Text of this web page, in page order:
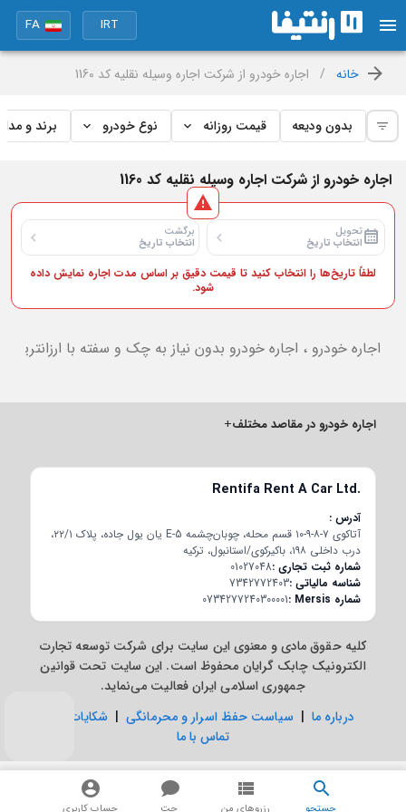
IRT
FA
خانه / اجاره خودرو از شرکت اجاره وسیله نقلیه کد 1160
بدون ودیعه قیمت روزانه نوع خودرو برند و مدل
اجاره خودرو از شرکت اجاره وسیله نقلیه کد 1160
تحویل
انتخاب تاریخ
برگشت
انتخاب تاریخ
لطفاً تاریخ‌ها را انتخاب کنید تا قیمت دقیق بر اساس مدت اجاره نمایش داده
شود.
اجاره خودرو ، اجاره خودرو بدون نیاز به چک و سفته با
جستجو رزروهای من چت حساب کاربری
اجاره خودرو در مقاصد مختلف+
Rentifa Rent A Car Ltd.
آدرس
آتاکوی ۷-۸-۹-۱۰ قسم محله، چوبان‌چشمه E-5 یان یول جاده، پلاک ۲۲/۱،
درب داخلی ۱۹۸، باکیرکوی/استانبول، ترکیه
شماره ثبت تجاری01027048
شناسه مالیاتی7342772403
شماره Mersis
0734277240300001
کلیه حقوق مادی و معنوی این سایت برای شرکت توسعه تجارت
الکترونیک چابک گرایان محفوظ است. این سایت تحت قوانین
جمهوری اسلامی ایران فعالیت می‌نماید.
درباره ما | سیاست حفظ اسرار و محرمانگی | شکایات
تماس با ما